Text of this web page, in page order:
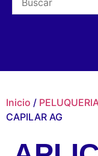
Inicio /
CAPILAR AG